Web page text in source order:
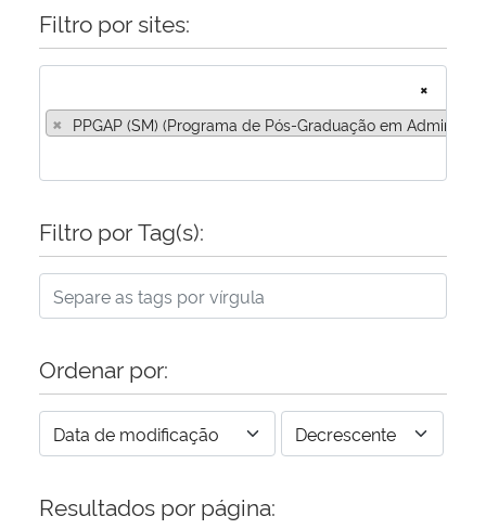
Filtro por sites:
×
× PPGAP (SM) (Programa de Pós-Graduação em
Filtro por Tag(s):
Ordenar por:
Resultados por página: